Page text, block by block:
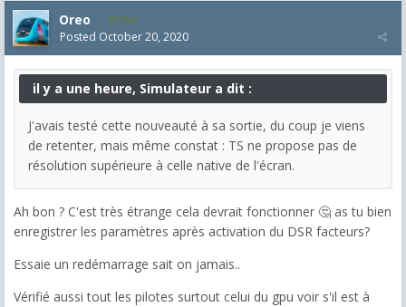
Oreo 354
Posted October 20, 2020
il y a une heure, Simulateur a dit :
J'avais testé cette nouveauté à sa sortie, du coup je viens
de retenter, mais même constat : TS ne propose pas de
résolution supérieure à celle native de l'écran.
Ah bon ? C'est très étrange cela devrait fonctionner 🤔 as tu bien
enregistrer les paramètres après activation du DSR facteurs?
Essaie un redémarrage sait on jamais..
Vérifié aussi tout les pilotes surtout celui du gpu voir s'il est à